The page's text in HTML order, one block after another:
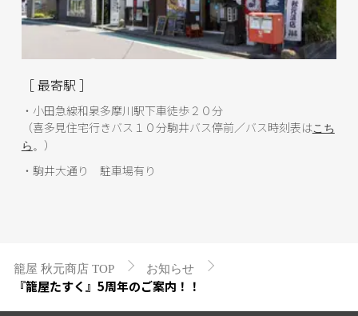
［ 最寄駅 ］
・小田急線和泉多摩川駅下車徒歩２０分
（喜多見住宅行きバス１０分駒井バス停前／バス時刻表はこち
ら 。 ）
・駒井大通り 駐車場有り
籠屋 秋元商店 TOP お知らせ
『籠屋たすく』5周年のご案内！！